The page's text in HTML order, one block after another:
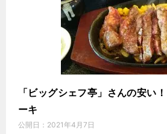
「ビッグシェフ亭」さんの安い
ーキ
公開日： 2021年4月7日